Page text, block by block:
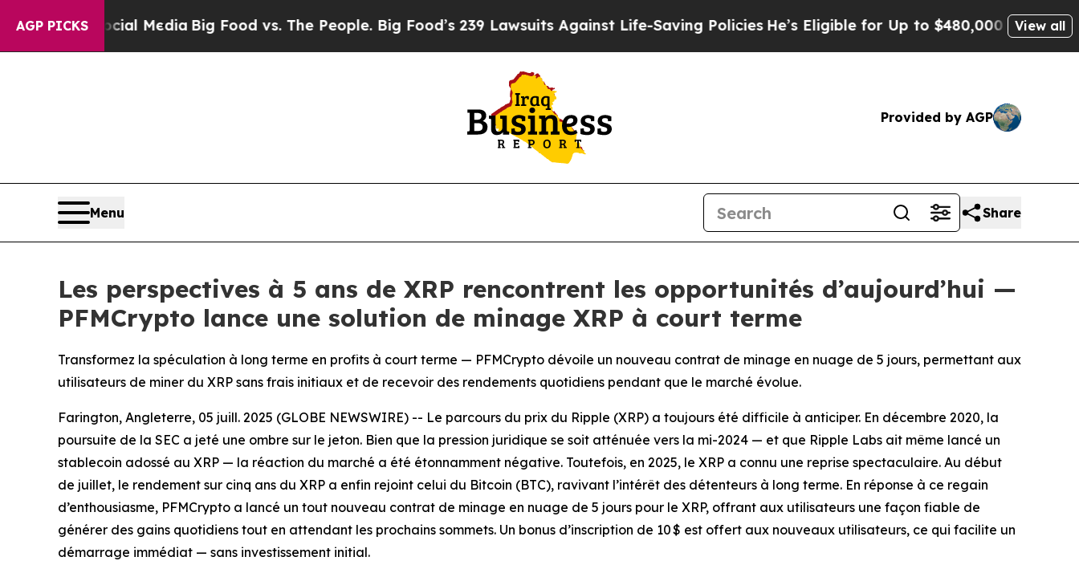
AGP PICKS
Social MediaBig Food vs. The People. Big Food’s 239 Lawsuits Against Life-Saving PoliciesHe’s Eligible for Up to $480,000 After BeingView all
Provided by AGP
Menu Share
Les perspectives à 5 ans de XRP rencontrent les opportunités d’aujourd’hui —
PFMCrypto lance une solution de minage XRP à court terme
Transformez la spéculation à long terme en profits à court terme — PFMCrypto dévoile un nouveau contrat de minage en nuage de 5 jours, permettant aux
utilisateurs de miner du XRP sans frais initiaux et de recevoir des rendements quotidiens pendant que le marché évolue.
Farington, Angleterre, 05 juill. 2025 (GLOBE NEWSWIRE) -- Le parcours du prix du Ripple (XRP) a toujours été difficile à anticiper. En décembre 2020, la
poursuite de la SEC a jeté une ombre sur le jeton. Bien que la pression juridique se soit atténuée vers la mi-2024 — et que Ripple Labs ait même lancé un
stablecoin adossé au XRP — la réaction du marché a été étonnamment négative. Toutefois, en 2025, le XRP a connu une reprise spectaculaire. Au début
de juillet, le rendement sur cinq ans du XRP a enfin rejoint celui du Bitcoin (BTC), ravivant l’intérêt des détenteurs à long terme. En réponse à ce regain
d’enthousiasme, PFMCrypto a lancé un tout nouveau contrat de minage en nuage de 5 jours pour le XRP, offrant aux utilisateurs une façon fiable de
générer des gains quotidiens tout en attendant les prochains sommets. Un bonus d’inscription de 10 $ est offert aux nouveaux utilisateurs, ce qui facilite un
démarrage immédiat — sans investissement initial.